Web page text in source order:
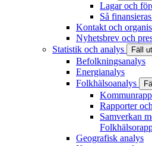
Lagar och
Så
Kontakt och
Nyhetsbrev och
Statistik och analys
Fäll ut
Befolkningsanalys
Energianalys
Folkhälsoanalys
Rapporter
Samverkan
Geografisk analys